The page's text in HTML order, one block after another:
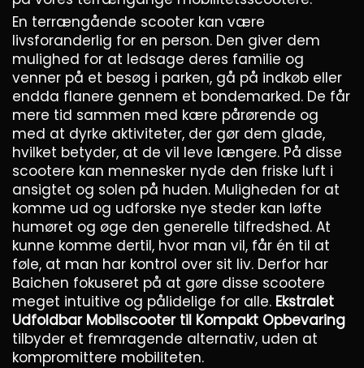
En terrængående scooter kan være
livsforanderlig for en person. Den giver dem
mulighed for at ledsage deres familie og
venner på et besøg i parken, gå på indkøb eller
endda flanere gennem et bondemarked. De får
mere tid sammen med kære pårørende og
med at dyrke aktiviteter, der gør dem glade,
hvilket betyder, at de vil leve længere. På disse
scootere kan mennesker nyde den friske luft i
ansigtet og solen på huden. Muligheden for at
komme ud og udforske nye steder kan løfte
humøret og øge den generelle tilfredshed. At
kunne komme dertil, hvor man vil, får én til at
føle, at man har kontrol over sit liv. Derfor har
Baichen fokuseret på at gøre disse scootere
meget intuitive og pålidelige for alle. Ekstralet
Udfoldbar Mobilscooter til Kompakt Opbevaring
tilbyder et fremragende alternativ, uden at
kompromittere mobiliteten.